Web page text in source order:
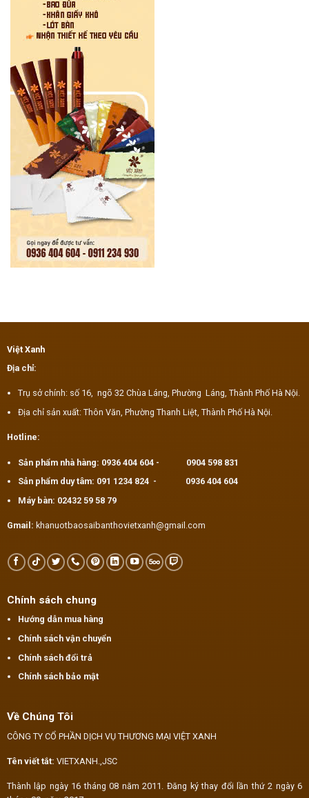
Việt Xanh
Địa chỉ:
Trụ sở chính: số 16, ngõ 32 Chùa Láng, Phường Láng, Thành Phố Hà Nội.
Địa chỉ sản xuất: Thôn Văn, Phường Thanh Liệt, Thành Phố Hà Nội.
Hotline:
Sản phẩm nhà hàng: 0936 404 604- 0904 598 831
Sản phẩm duy tâm: 091 1234 824 -
0936 404 604
Máy bàn: 02432 59 58 79
Gmail: khanuotbaosaibanthovietxanh@gmail.com
Chính sách chung
Hướng dẫn mua hàng
Chính sách vận chuyển
Chính sách đổi trả
Chính sách bảo mật
Về Chúng Tôi
CÔNG TY CỔ PHẦN DỊCH VỤ THƯƠNG MẠI VIỆT XANH
Tên viết tắt: VIETXANH.,JSC
Thành lập ngày 16 tháng 08 năm 2011. Đăng ký thay đổi lần thứ 2 ngày 6